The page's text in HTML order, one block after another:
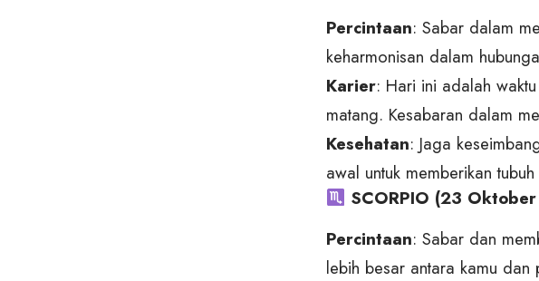
Percintaan: Sabar dalam
keharmonisan dalam
Karier: Hari ini adalah
matang. Kesabaran dalam
Kesehatan: Jaga
awal untuk memberikan
SCORPIO (23
Percintaan: Sabar dan
lebih besar antara kamu dan